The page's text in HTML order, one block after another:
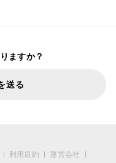
ますか？
送る
利用規約
運営会社